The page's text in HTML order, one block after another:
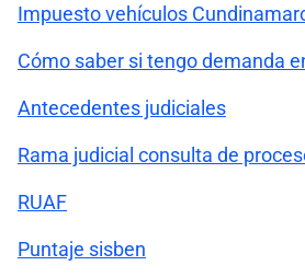
Impuesto vehículos
Cómo saber si tengo demanda
Antecedentes judiciales
Rama judicial consulta de
RUAF
Puntaje sisben